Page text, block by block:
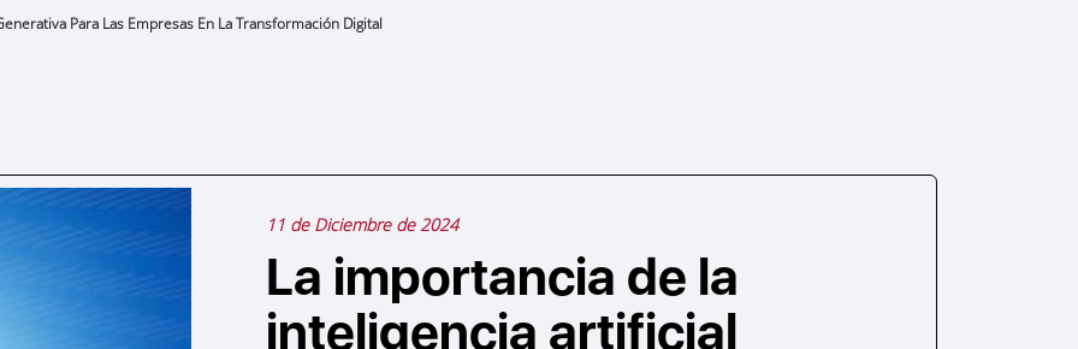
Para Las Empresas En La Transformación Digital
11 de Diciembre de 2024
La importancia de la
inteligencia artificial